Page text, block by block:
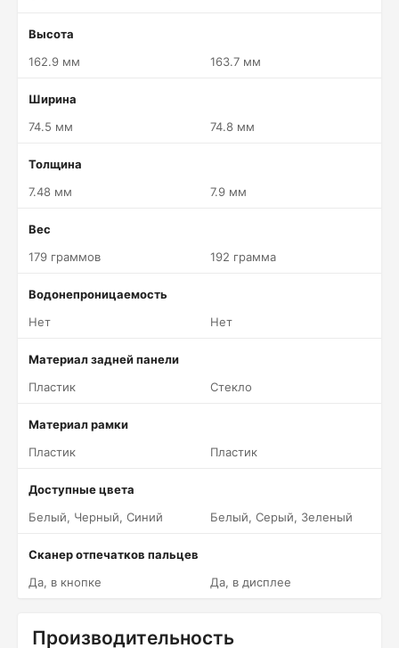
Высота
162.9 мм
163.7 мм
Ширина
74.5 мм
74.8 мм
Толщина
7.48 мм
7.9 мм
Вес
179 граммов
192 грамма
Водонепроницаемость
Нет
Нет
Материал задней панели
Пластик
Стекло
Материал рамки
Пластик
Пластик
Доступные цвета
Белый, Черный, Синий
Белый, Серый, Зеленый
Сканер отпечатков пальцев
Да, в кнопке
Да, в дисплее
Производительность